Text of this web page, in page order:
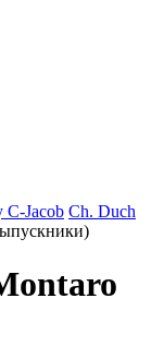
C-Jacob Ch. Duch